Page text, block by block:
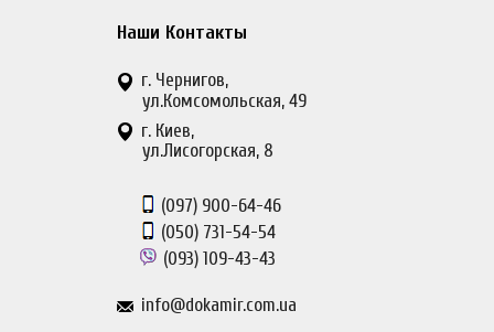
Наши Контакты
г. Чернигов,
ул.Комсомольская, 49
г. Киев,
ул.Лисогорская, 8
(097) 900-64-46
(050) 731-54-54
(093) 109-43-43
info@dokamir.com.ua